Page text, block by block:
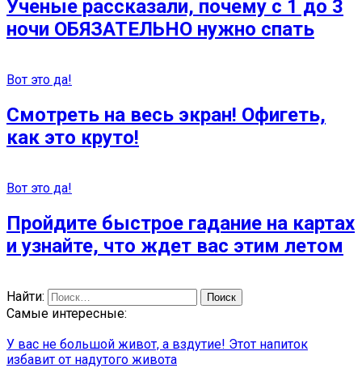
Ученые рассказали, почему с 1 до 3
ночи ОБЯЗАТЕЛЬНО нужно спать
Вот это да!
Смотреть на весь экран! Офигеть,
как это круто!
Вот это да!
Пройдите быстрое гадание на картах
и узнайте, что ждет вас этим летом
Найти:
Самые интересные:
У вас не большой живот, а вздутие! Этот напиток
избавит от надутого живота